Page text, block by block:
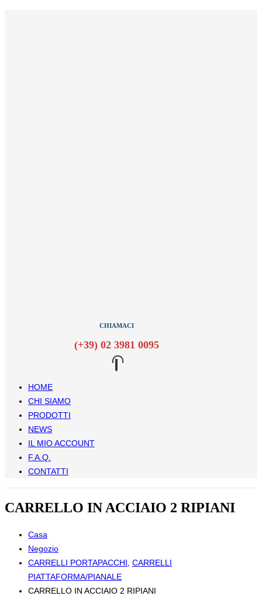
CHIAMACI
(+39) 02 3981 0095
HOME
CHI SIAMO
PRODOTTI
NEWS
IL MIO ACCOUNT
F.A.Q.
CONTATTI
CARRELLO IN ACCIAIO 2 RIPIANI
Casa
Negozio
CARRELLI PORTAPACCHI CARRELLI
PIATTAFORMA/PIANALE
CARRELLO IN ACCIAIO 2 RIPIANI